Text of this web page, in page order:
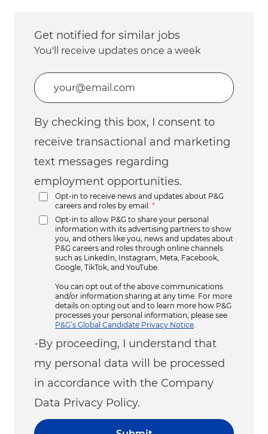
Get notified for similar jobs
You'll receive updates once a week
Enter Email address (Required)
By checking this box, I consent to
receive transactional and marketing
text messages regarding
employment opportunities.
Opt-in to receive news and updates about P&G
careers and roles by email.
*
Opt-in to allow P&G to share your personal
information with its advertising partners to show
you, and others like you, news and updates about
P&G careers and roles through online channels
such as LinkedIn, Instagram, Meta, Facebook,
Google, TikTok, and YouTube.
You can opt out of the above communications
and/or information sharing at any time. For more
details on opting out and to learn more how P&G
processes your personal information, please see
P&G’s Global Candidate Privacy Notice
-By proceeding, I understand that
my personal data will be processed
in accordance with the Company
Data Privacy Policy.